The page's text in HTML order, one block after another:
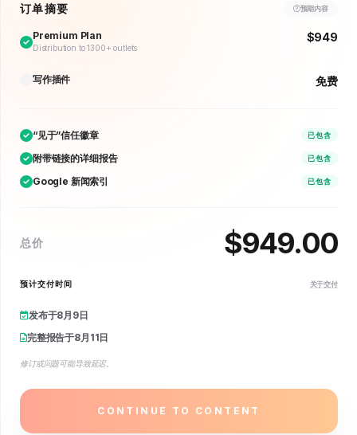
订单摘要 预期内容
Premium Plan
Distribution to 1300+ outlets
$949
写作插件 免费
“见于”信任徽章 已包含
附带链接的详细报告 已包含
Google 新闻索引 已包含
总价 $949.00
预计交付时间 关于交付
发布于8月9日
完整报告于8月11日
修订或问题可能导致延迟。
CONTINUE TO CONTENT